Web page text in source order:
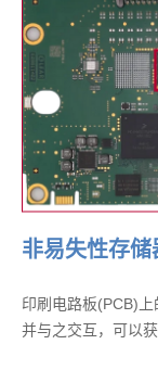
非易失性存储
印刷电路板(PCB)
并与之交互，可以